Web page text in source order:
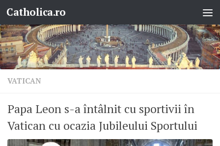
Skip to content
Catholica.ro
VATICAN
Papa Leon s-a întâlnit cu sportivii în
Vatican cu ocazia Jubileului Sportului